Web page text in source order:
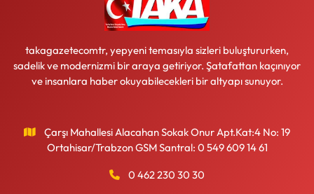
takagazetecomtr, yepyeni temasıyla sizleri buluştururken,
sadelik ve modernizmi bir araya getiriyor. Şatafattan kaçınıyor
ve insanlara haber okuyabilecekleri bir altyapı sunuyor.
Çarşı Mahallesi Alacahan Sokak Onur Apt.Kat:4 No: 19
Ortahisar/Trabzon GSM Santral: 0 549 609 14 61
0 462 230 30 30